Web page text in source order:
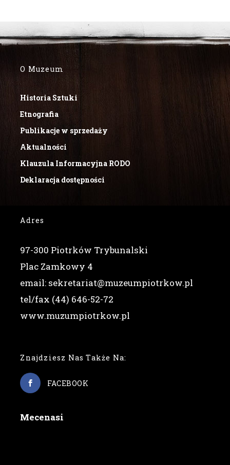
O Muzeum
Historia Sztuki
Etnografia
Publikacje w sprzedaży
Aktualności
Klauzula Informacyjna RODO
Deklaracja dostępności
Adres
97-300 Piotrków Trybunalski
Plac Zamkowy 4
email: sekretariat@muzeumpiotrkow.pl
tel/fax (44) 646-52-72
www.muzumpiotrkow.pl
Znajdziesz Nas Także Na:
FACEBOOK
Mecenasi